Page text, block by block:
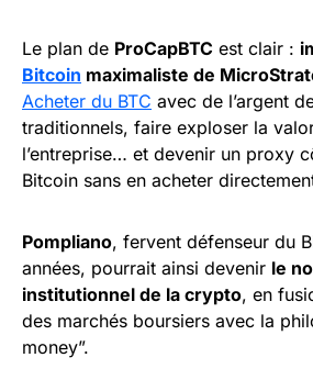
Le plan de ProCapBTC est clair :
Bitcoin maximaliste de
Acheter du BTC avec de l’argent
traditionnels, faire exploser la
l’entreprise… et devenir un proxy
Bitcoin sans en acheter
Pompliano, fervent défenseur du
années, pourrait ainsi devenir le
institutionnel de la crypto, en
des marchés boursiers avec la
money”.